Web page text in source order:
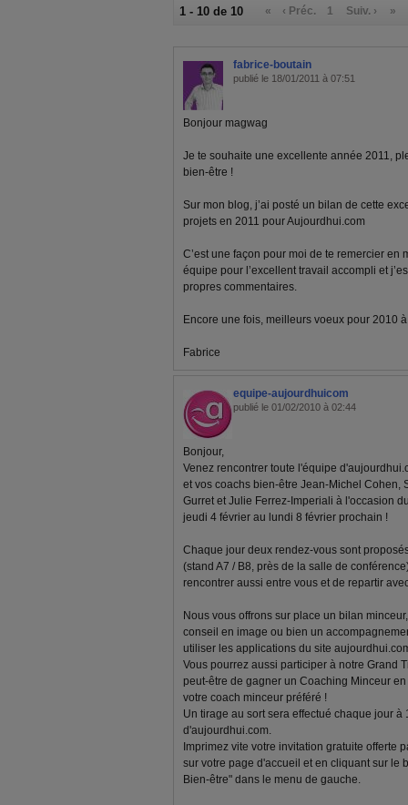
1 - 10 de 10 « ‹ Préc. 1 Suiv. › »
fabrice-boutain
publié le 18/01/2011 à 07:51
Bonjour magwag
Je te souhaite une excellente année 2011,
bien-être !
Sur mon blog, j’ai posté un bilan de cette
projets en 2011 pour Aujourdhui.com
C’est une façon pour moi de te remercier en
équipe pour l’excellent travail accompli et
propres commentaires.
Encore une fois, meilleurs voeux pour 2010
Fabrice
equipe-aujourdhuicom
publié le 01/02/2010 à 02:44
Bonjour,
Venez rencontrer toute l'équipe
et vos coachs bien-être Jean-Michel Cohen,
Gurret et Julie Ferrez-Imperiali à l'occasion
jeudi 4 février au lundi 8 février prochain !
Chaque jour deux rendez-vous sont
(stand A7 / B8, près de la salle de
rencontrer aussi entre vous et de repartir
Nous vous offrons sur place un bilan
conseil en image ou bien un
utiliser les applications du site
Vous pourrez aussi participer à notre Grand
peut-être de gagner un Coaching Minceur
votre coach minceur préféré !
Un tirage au sort sera effectué chaque jour à
d'aujourdhui.com.
Imprimez vite votre invitation gratuite offerte
sur votre page d'accueil et en cliquant sur le
Bien-être" dans le menu de gauche.